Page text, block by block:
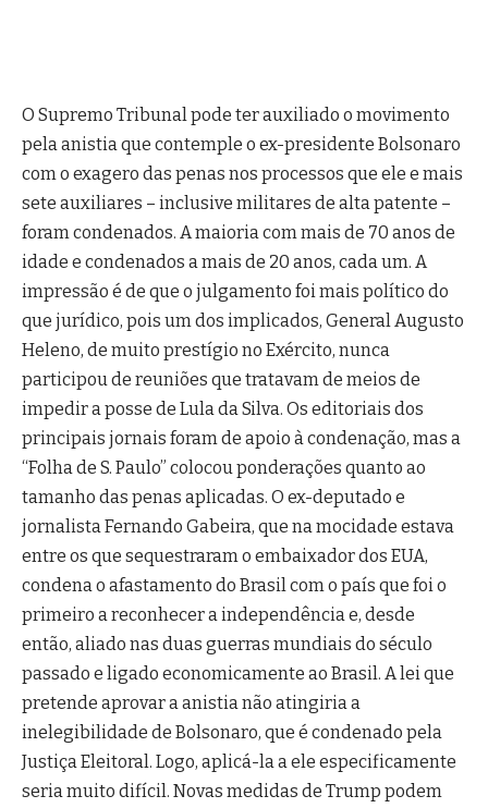
O Supremo Tribunal pode ter auxiliado o movimento
pela anistia que contemple o ex-presidente Bolsonaro
com o exagero das penas nos processos que ele e mais
sete auxiliares – inclusive militares de alta patente –
foram condenados. A maioria com mais de 70 anos de
idade e condenados a mais de 20 anos, cada um. A
impressão é de que o julgamento foi mais político do
que jurídico, pois um dos implicados, General Augusto
Heleno, de muito prestígio no Exército, nunca
participou de reuniões que tratavam de meios de
impedir a posse de Lula da Silva. Os editoriais dos
principais jornais foram de apoio à condenação, mas a
“Folha de S. Paulo” colocou ponderações quanto ao
tamanho das penas aplicadas. O ex-deputado e
jornalista Fernando Gabeira, que na mocidade estava
entre os que sequestraram o embaixador dos EUA,
condena o afastamento do Brasil com o país que foi o
primeiro a reconhecer a independência e, desde
então, aliado nas duas guerras mundiais do século
passado e ligado economicamente ao Brasil. A lei que
pretende aprovar a anistia não atingiria a
inelegibilidade de Bolsonaro, que é condenado pela
Justiça Eleitoral. Logo, aplicá-la a ele especificamente
seria muito difícil. Novas medidas de Trump podem